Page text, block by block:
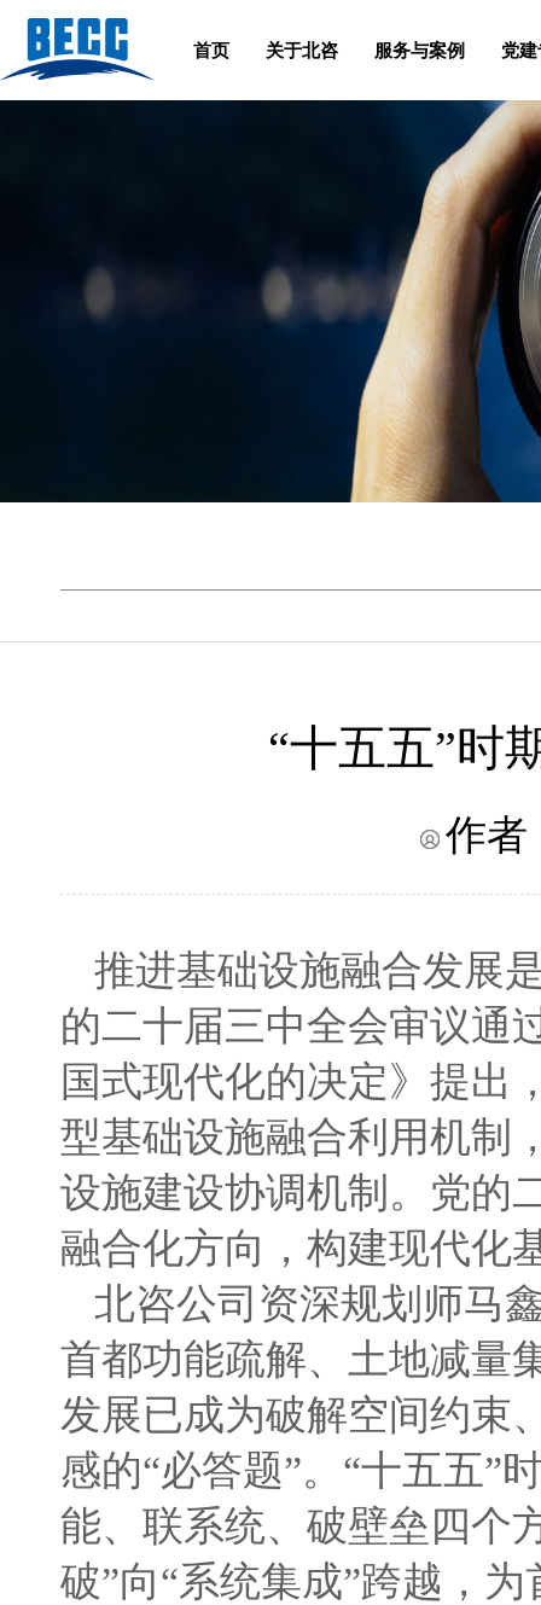
首页 关于北咨 服务与案例 党
“十五五”时
作者
推进基础设施融合发展
的二十届三中全会审议通
国式现代化的决定》提出
型基础设施融合利用机制
设施建设协调机制。党的
融合化方向，构建现代化
北咨公司资深规划师马
首都功能疏解、土地减量
发展已成为破解空间约束
感的“必答题”。“十五五”
能、联系统、破壁垒四个
破”向“系统集成”跨越，